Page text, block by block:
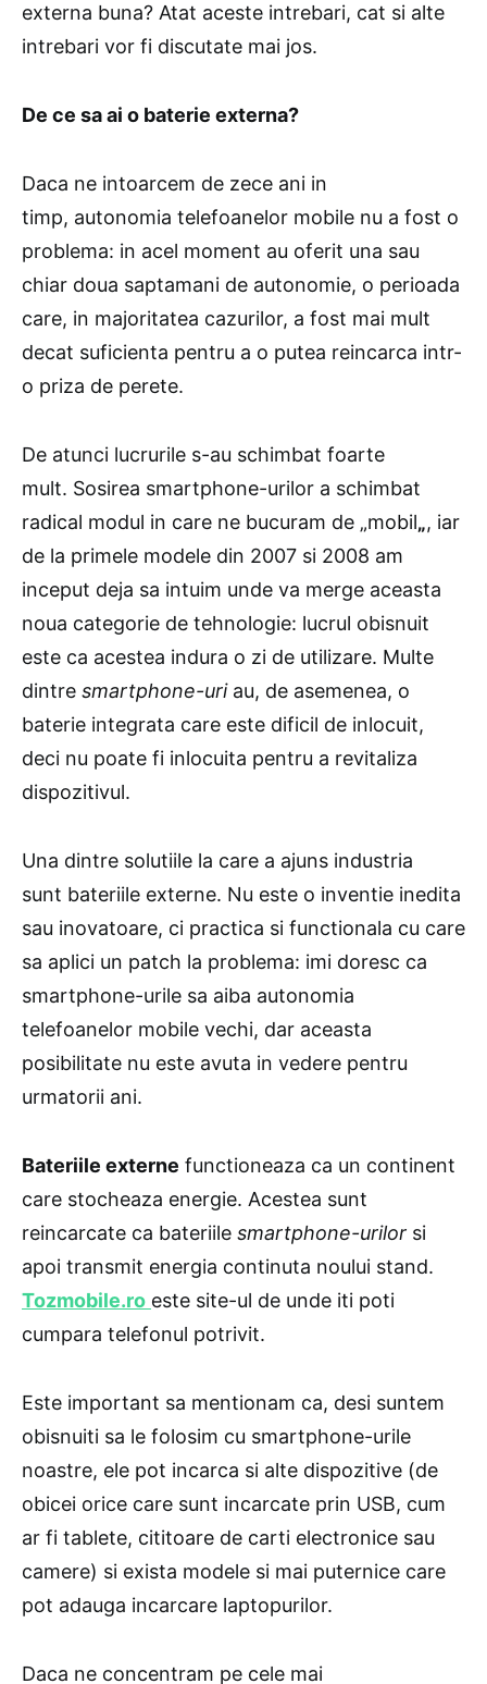
externa buna? Atat aceste intrebari, cat si alte
intrebari vor fi discutate mai jos.
De ce sa ai o baterie externa?
Daca ne intoarcem de zece ani in
timp, autonomia telefoanelor mobile nu a fost o
problema: in acel moment au oferit una sau
chiar doua saptamani de autonomie, o perioada
care, in majoritatea cazurilor, a fost mai mult
decat suficienta pentru a o putea reincarca intr-
o priza de perete.
De atunci lucrurile s-au schimbat foarte
mult. Sosirea smartphone-urilor a schimbat
radical modul in care ne bucuram de „mobil„, iar
de la primele modele din 2007 si 2008 am
inceput deja sa intuim unde va merge aceasta
noua categorie de tehnologie: lucrul obisnuit
este ca acestea indura o zi de utilizare. Multe
dintre smartphone-uriau, de asemenea, o
baterie integrata care este dificil de inlocuit,
deci nu poate fi inlocuita pentru a revitaliza
dispozitivul.
Una dintre solutiile la care a ajuns industria
sunt bateriile externe. Nu este o inventie inedita
sau inovatoare, ci practica si functionala cu care
sa aplici un patch la problema: imi doresc ca
smartphone-urile sa aiba autonomia
telefoanelor mobile vechi, dar aceasta
posibilitate nu este avuta in vedere pentru
urmatorii ani.
Bateriile externe functioneaza ca un continent
care stocheaza energie. Acestea sunt
reincarcate ca bateriile smartphone-urilor si
apoi transmit energia continuta noului stand.
Tozmobile.ro este site-ul de unde iti poti
cumpara telefonul potrivit.
Este important sa mentionam ca, desi suntem
obisnuiti sa le folosim cu smartphone-urile
noastre, ele pot incarca si alte dispozitive (de
obicei orice care sunt incarcate prin USB, cum
ar fi tablete, cititoare de carti electronice sau
camere) si exista modele si mai puternice care
pot adauga incarcare laptopurilor.
Daca ne concentram pe cele mai